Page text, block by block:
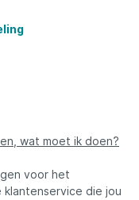
wat moet ik doen?
voor het
die jou